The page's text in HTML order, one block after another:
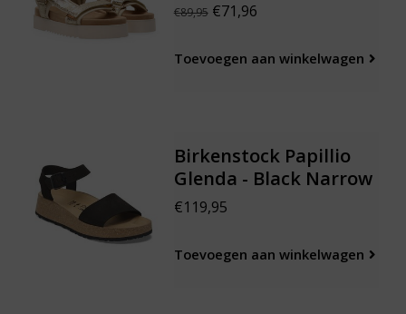
€89,95€71,96
Toevoegen aan winkelwagen
Birkenstock Papillio
Glenda - Black Narrow
€119,95
Toevoegen aan winkelwagen